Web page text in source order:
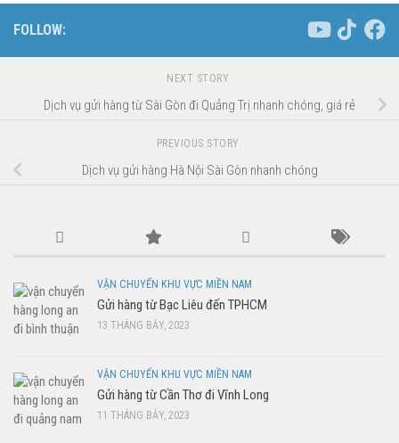
FOLLOW:
NEXT STORY
Dịch vụ gửi hàng từ Sài Gòn đi Quảng Trị nhanh chóng, giá rẻ
PREVIOUS STORY
Dịch vụ gửi hàng Hà Nội Sài Gòn nhanh chóng
VẬN CHUYỂN KHU VỰC MIỀN NAM
Gửi hàng từ Bạc Liêu đến TPHCM
13 THÁNG BẢY, 2023
VẬN CHUYỂN KHU VỰC MIỀN NAM
Gửi hàng từ Cần Thơ đi Vĩnh Long
11 THÁNG BẢY, 2023